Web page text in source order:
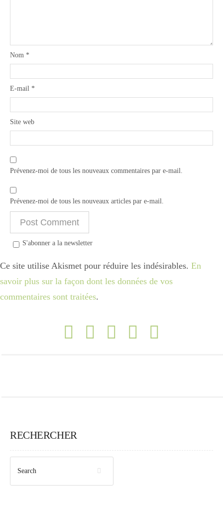
Nom *
E-mail *
Site web
Prévenez-moi de tous les nouveaux commentaires par e-mail.
Prévenez-moi de tous les nouveaux articles par e-mail.
S'abonner a la newsletter
Ce site utilise Akismet pour réduire les indésirables. En
savoir plus sur la façon dont les données de vos
commentaires sont traitées.
RECHERCHER